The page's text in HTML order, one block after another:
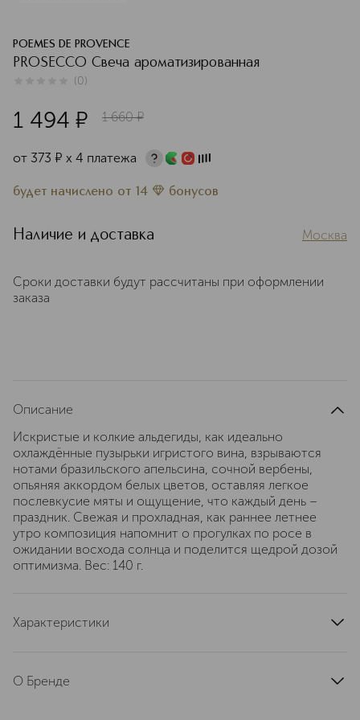
POEMES DE PROVENCE
PROSECCO Свеча ароматизированная
(0)
1 494 ¤ 1 660 ¤
от 373 ¤ х 4 платежа
будет начислено от 14 бонусов
Наличие и доставка Москва
Сроки доставки будут рассчитаны при оформлении
заказа
Описание
Искристые и колкие альдегиды, как идеально
охлаждённые пузырьки игристого вина, взрываются
нотами бразильского апельсина, сочной вербены,
опьяняя аккордом белых цветов, оставляя легкое
послевкусие мяты и ощущение, что каждый день –
праздник. Свежая и прохладная, как раннее летнее
утро композиция напомнит о прогулках по росе в
ожидании восхода солнца и поделится щедрой дозой
оптимизма. Вес: 140 г.
Характеристики
артикул
О Бренде